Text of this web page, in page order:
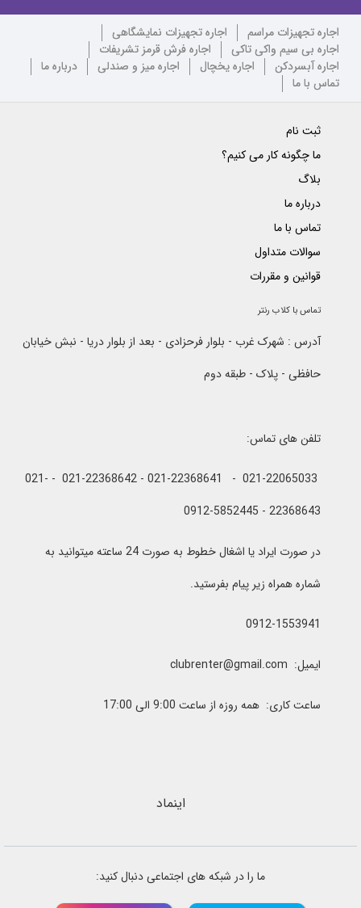
اجاره تجهیزات مراسم
اجاره تجهیزات نمایشگاهی
اجاره بی سیم واکی تاکی
اجاره فرش قرمز تشریفات
اجاره آبسردکن
اجاره یخچال اجاره میز و صندلی
درباره ما
تماس با ما
ثبت نام
ما چگونه کار می کنیم؟
بلاگ
درباره ما
تماس با ما
سوالات متداول
قوانین و مقررات
تماس با کلاب رنتر
آدرس : شهرک غرب - بلوار فرحزادی - بعد از بلوار دریا - نبش خیابان
حافظی - پلاک - طبقه دوم
تلفن های تماس:
021-22065033 - 021-22368641 - 021-22368642 - 021-
22368643 - 0912-5852445
در صورت ایراد یا اشغال خطوط به صورت 24 ساعته میتوانید به
شماره همراه زیر پیام بفرستید.
0912-1553941
ایمیل: clubrenter@gmail.com
ساعت کاری: همه روزه از ساعت 9:00 الی 17:00
اینماد
ما را در شبکه های اجتماعی دنبال کنید: